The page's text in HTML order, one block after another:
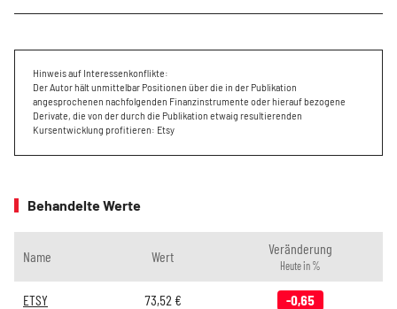
Hinweis auf Interessenkonflikte:
Der Autor hält unmittelbar Positionen über die in der Publikation
angesprochenen nachfolgenden Finanzinstrumente oder hierauf bezogene
Derivate, die von der durch die Publikation etwaig resultierenden
Kursentwicklung profitieren: Etsy
Behandelte Werte
Name Wert Veränderung
Heute in %
ETSY 73,52 € -0,65